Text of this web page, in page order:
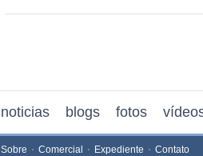
noticias blogs fotos
Sobre Comercial Expediente Contato